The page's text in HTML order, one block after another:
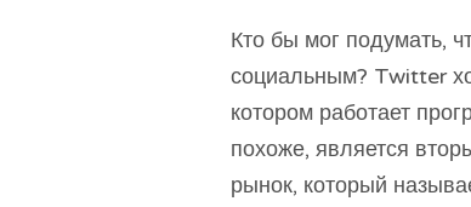
Кто бы мог подумать,
социальным? Twitter
котором работает
похоже, является
рынок, который